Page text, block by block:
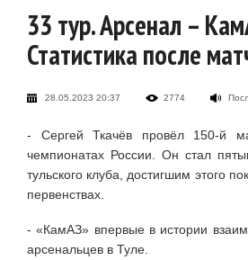
33 тур. Арсенал –
Статистика после
28.05.2023 20:37 2774
- Сергей Ткачёв провёл 150-й
чемпионатах России. Он стал
тульского клуба, достигшим этого
первенствах.
- «КамАЗ» впервые в истории
арсенальцев в Туле.